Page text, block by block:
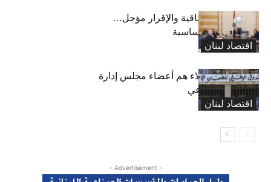
اقتصاد لبنان
رسوم النفايات باقية والإقرار مؤجل…
واستثناء لمواد أساسية
اقتصاد لبنان
بعد 19 عاماً: هؤلاء هم أعضاء مجلس إدارة
الضمان الاجتماعي
- Advertisement -